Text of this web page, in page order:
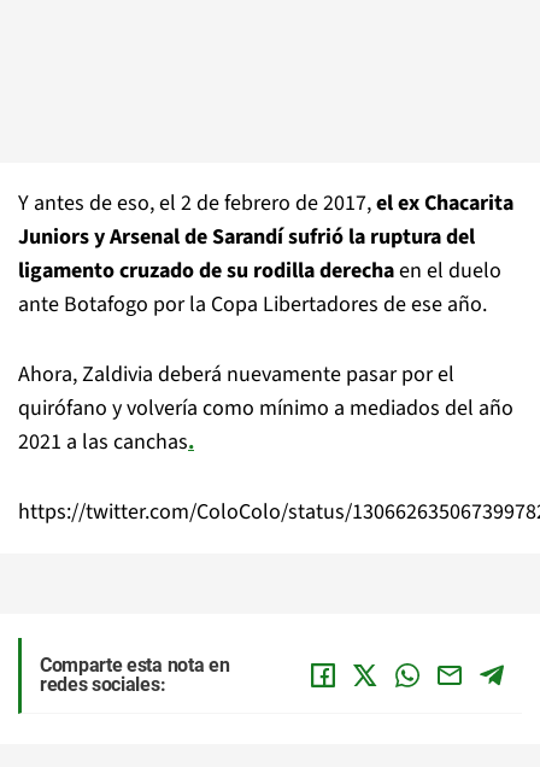
Y antes de eso, el 2 de febrero de 2017,el ex Chacarita
Juniors y Arsenal de Sarandí sufrió la ruptura del
ligamento cruzado de su rodilla derechaen el duelo
ante Botafogo por la Copa Libertadores de ese año.
Ahora, Zaldivia deberá nuevamente pasar por el
quirófano y volvería como mínimo a mediados del año
2021 a las canchas.
https://twitter.com/ColoColo/status/
Comparte esta nota en
redes sociales: